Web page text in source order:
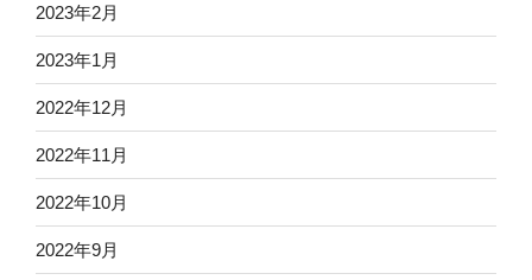
2023年2月
2023年1月
2022年12月
2022年11月
2022年10月
2022年9月